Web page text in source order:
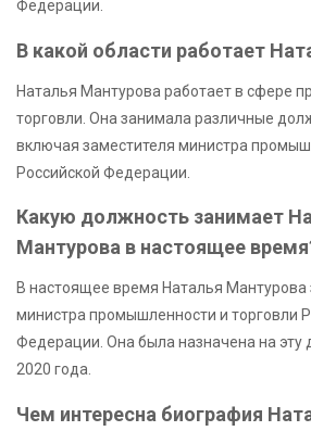
Федерации.
В какой области работает
Наталья Мантурова работает в сфере
торговли. Она занимала различные
включая заместителя министра
Российской Федерации.
Какую должность занимает
Мантурова в настоящее
В настоящее время Наталья
министра промышленности и торговли
Федерации. Она была назначена на эту
2020 года.
Чем интересна биография